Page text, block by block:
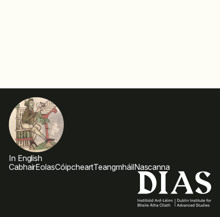
In English
CabhairEolasCóipcheartTeangmháilNascanna